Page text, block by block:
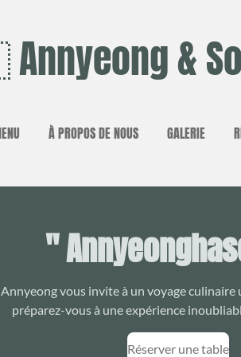
&
À PROPOS DE NOUS GALERIE
"
vous invite à un voyage
préparez-vous à une expérience
Réserver une table